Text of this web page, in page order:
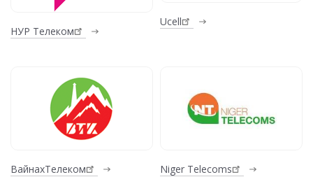
НУР Телеком
Ucell
ВайнахТелеком Niger Telecoms